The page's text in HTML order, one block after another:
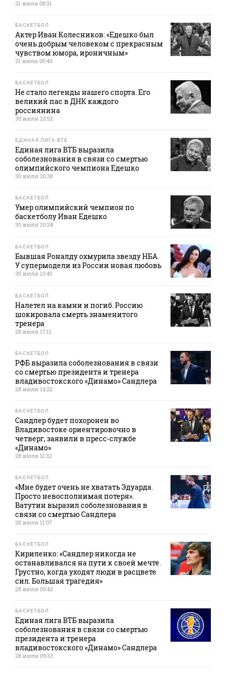
31 июля 08:31
БАСКЕТБОЛ
Актер Иван Колесников: «Едешко был
очень добрым человеком с прекрасным
чувством юмора, ироничным»
31 июля 00:49
БАСКЕТБОЛ
Не стало легенды нашего спорта. Его
великий пас в ДНК каждого
россиянина
30 июля 23:52
ЕДИНАЯ ЛИГА ВТБ
Единая лига ВТБ выразила
соболезнования в связи со смертью
олимпийского чемпиона Едешко
30 июля 20:38
БАСКЕТБОЛ
Умер олимпийский чемпион по
баскетболу Иван Едешко
30 июля 20:24
БАСКЕТБОЛ
Бывшая Роналду охмурила звезду НБА.
У супермодели из России новая любовь
30 июля 10:40
БАСКЕТБОЛ
Налетел на камни и погиб. Россию
шокировала смерть знаменитого
тренера
28 июля 17:11
БАСКЕТБОЛ
РФБ выразила соболезнования в связи
со смертью президента и тренера
владивостокского «Динамо» Сандлера
28 июля 14:22
БАСКЕТБОЛ
Сандлер будет похоронен во
Владивостоке ориентировочно в
четверг, заявили в пресс‑службе
«Динамо»
28 июля 11:32
БАСКЕТБОЛ
«Мне будет очень не хватать Эдуарда.
Просто невосполнимая потеря».
Ватутин выразил соболезнования в
связи со смертью Сандлера
28 июля 11:07
БАСКЕТБОЛ
Кириленко: «Сандлер никогда не
останавливался на пути к своей мечте.
Грустно, когда уходят люди в расцвете
сил. Большая трагедия»
28 июля 09:43
БАСКЕТБОЛ
Единая лига ВТБ выразила
соболезнования в связи со смертью
президента и тренера
владивостокского «Динамо» Сандлера
28 июля 09:33